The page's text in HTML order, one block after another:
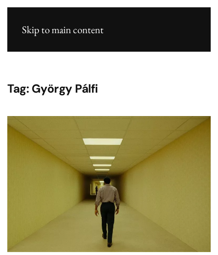
Skip to main content
Tag: György Pálfi